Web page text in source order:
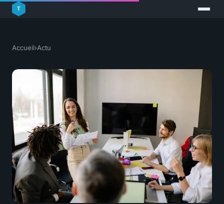
Accueil›Actu